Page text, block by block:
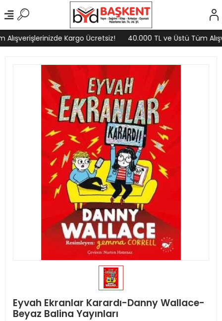
Kargo Ücretsiz! 40.000 TL ve Üstü Tüm
Eyvah Ekranlar Karardı-Danny Wallace-
Beyaz Balina Yayınları